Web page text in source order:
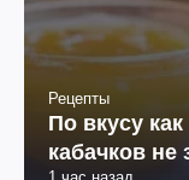
Рецепты
По вкусу
кабачков не
1 час назад